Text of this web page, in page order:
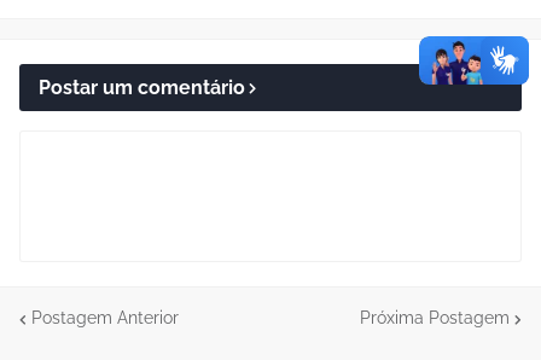
Postar um comentário
Postagem Anterior Próxima Postagem